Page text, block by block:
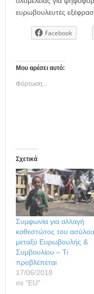
ευρωβουλευτές
Facebook
Μου αρέσει αυτό:
Φόρτωση...
Σχετικά
Συμφωνία για αλλαγή
καθεστώτος του ασύλου
μεταξύ Ευρωβουλής &
Συμβουλίου – Τι
προβλέπεται
17/06/2018
σε "ΕU"